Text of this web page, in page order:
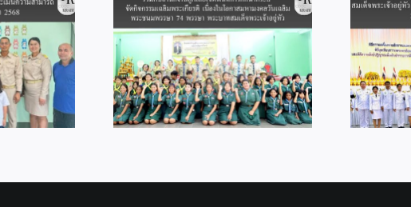
สือจังหวัดกระบี่
านลูกเสือเขต
ษากระบี่ จัด
มพระเกียรติ
สมหามงคลวัน
มพรรษา 74
ะบาทสมเด็จ
จ้าอยู่หัว
สพป.กระบี่ ร่วมพิธีจุดเทียน
ถวายพระพรชัยมงคล แด่
พระบาทสมเด็จ
พระเจ้าอยู่หัว เนื่องในโอกาส
วันเฉลิมพระชนมพรรษา 28
กรกฎาคม 2569